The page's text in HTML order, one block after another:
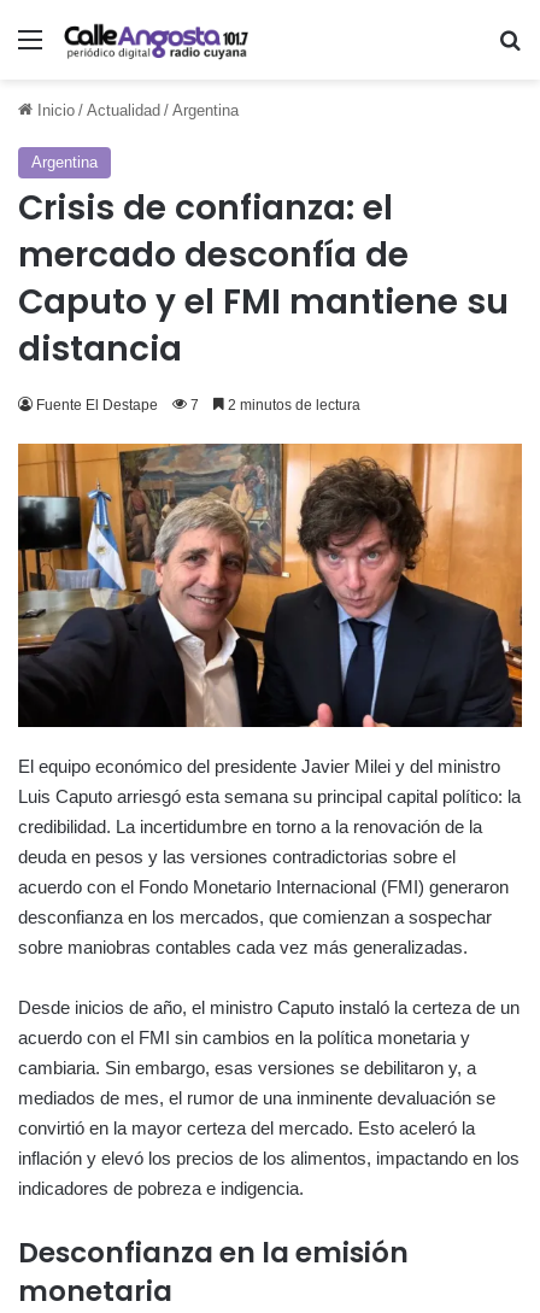
Menú
Inicio / Actualidad / Argentina
Argentina
Crisis de confianza: el
mercado desconfía de
Caputo y el FMI mantiene su
distancia
Fuente El Destape 7 2 minutos de lectura
El equipo económico del presidente Javier Milei y del ministro
Luis Caputo arriesgó esta semana su principal capital político: la
credibilidad. La incertidumbre en torno a la renovación de la
deuda en pesos y las versiones contradictorias sobre el
acuerdo con el Fondo Monetario Internacional (FMI) generaron
desconfianza en los mercados, que comienzan a sospechar
sobre maniobras contables cada vez más generalizadas.
Desde inicios de año, el ministro Caputo instaló la certeza de un
acuerdo con el FMI sin cambios en la política monetaria y
cambiaria. Sin embargo, esas versiones se debilitaron y, a
mediados de mes, el rumor de una inminente devaluación se
convirtió en la mayor certeza del mercado. Esto aceleró la
inflación y elevó los precios de los alimentos, impactando en los
indicadores de pobreza e indigencia.
Desconfianza en la emisión
monetaria